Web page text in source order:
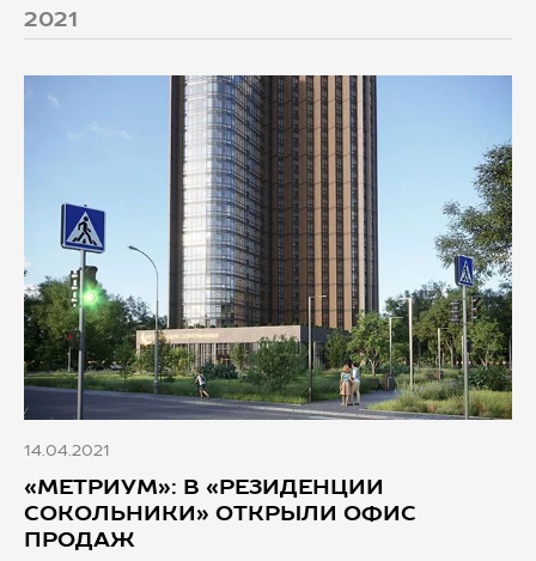
2021
14.04.2021
«МЕТРИУМ»: В «РЕЗИДЕНЦИИ
СОКОЛЬНИКИ» ОТКРЫЛИ ОФИС
ПРОДАЖ